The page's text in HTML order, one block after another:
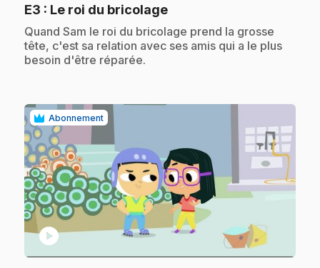
E3 : Le roi du bricolage.
.Quand Sam le roi du bricolage prend la grosse
tête, c'est sa relation avec ses amis qui a le plus
besoin d'être réparée.
Abonnement
play_circle